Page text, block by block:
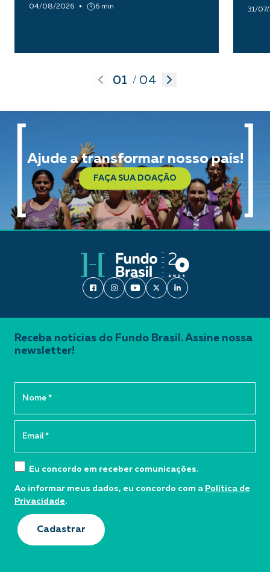
04/08/2026 6 min 31/
01 / 04
Ajude a transformar nosso país!
FAÇA SUA DOAÇÃO
Receba notícias do Fundo Brasil. Assine nossa
newsletter!
Eu concordo em receber comunicações.
Ao informar meus dados, eu concordo com a Política de
Privacidade.
Cadastrar